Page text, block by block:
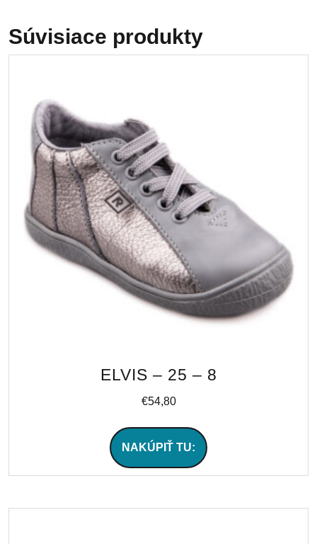
Súvisiace produkty
ELVIS – 25 – 8
€54,80
NAKÚPIŤ TU: